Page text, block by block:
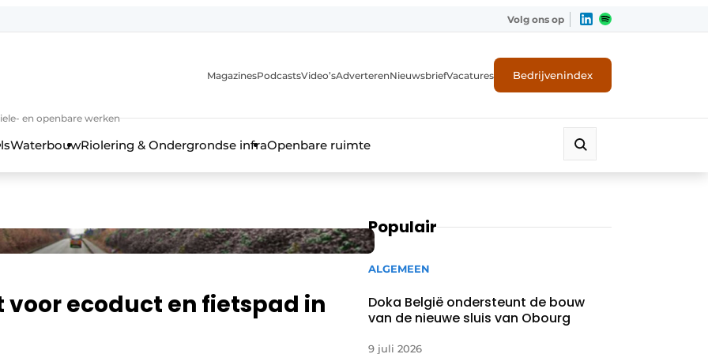
Volg ons op
en openbare werken
MagazinesPodcastsVideo’sAdverterenNieuwsbriefVacatures Bedrijvenindex
WaterbouwRiolering & Ondergrondse infraOpenbare ruimte
ecoduct en fietspad in
Populair
ALGEMEEN
Doka België ondersteunt de bouw
van de nieuwe sluis van Obourg
9 juli 2026